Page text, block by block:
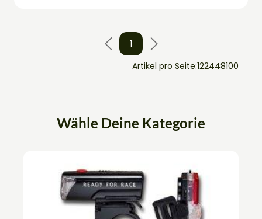
1
Artikel pro Seite:122448100
Wähle Deine Kategorie